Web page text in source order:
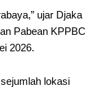
ujar Djaka
Pabean KPPBC
2026.
lokasi